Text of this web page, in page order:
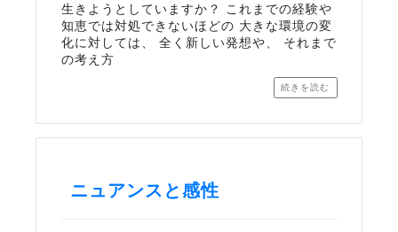
生きようとしていますか？ これまでの経験や
知恵では対処できないほどの 大きな環境の変
化に対しては、 全く新しい発想や、 それまで
の考え方
続きを読む
ニュアンスと感性